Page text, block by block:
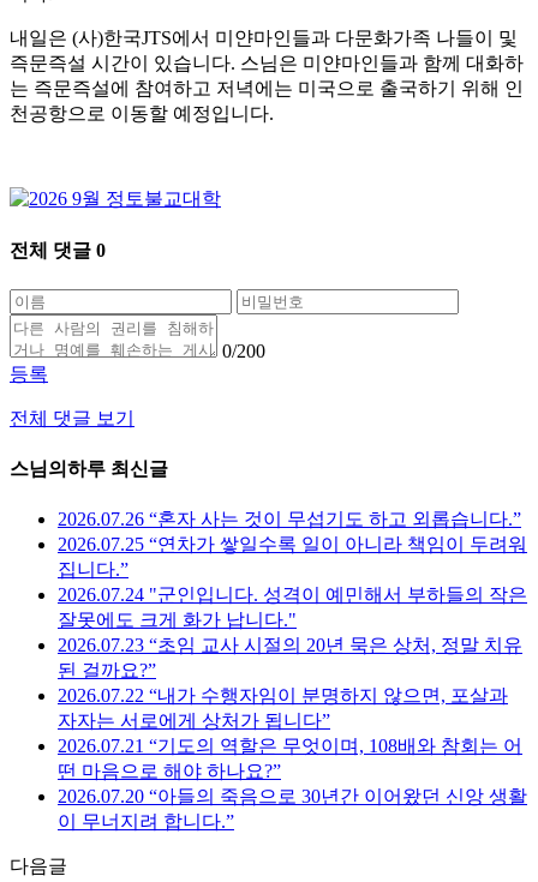
내일은 (사)한국JTS에서 미얀마인들과 다문화가족 나들이 및
즉문즉설 시간이 있습니다. 스님은 미얀마인들과 함께 대화하
는 즉문즉설에 참여하고 저녁에는 미국으로 출국하기 위해 인
천공항으로 이동할 예정입니다.
전체 댓글 0
0/200
등록
전체 댓글 보기
스님의하루 최신글
2026.07.26 “혼자 사는 것이 무섭기도 하고 외롭습니다.”
2026.07.25 “연차가 쌓일수록 일이 아니라 책임이 두려워
집니다.”
2026.07.24 "군인입니다. 성격이 예민해서 부하들의 작은
잘못에도 크게 화가 납니다."
2026.07.23 “초임 교사 시절의 20년 묵은 상처, 정말 치유
된 걸까요?”
2026.07.22 “내가 수행자임이 분명하지 않으면, 포살과
자자는 서로에게 상처가 됩니다”
2026.07.21 “기도의 역할은 무엇이며, 108배와 참회는 어
떤 마음으로 해야 하나요?”
2026.07.20 “아들의 죽음으로 30년간 이어왔던 신앙 생활
이 무너지려 합니다.”
다음글